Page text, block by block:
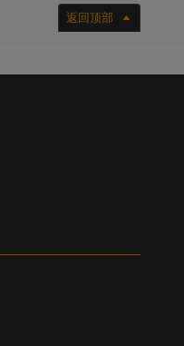
返回顶部